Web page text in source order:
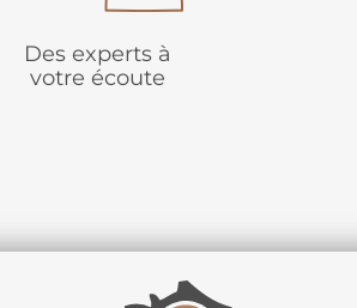
Des experts à
votre écoute